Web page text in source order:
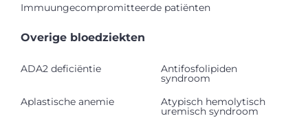
Immuungecompromitteerde patiënten
Overige bloedziekten
ADA2 deficiëntie Antifosfolipiden
syndroom
Aplastische anemie
Atypisch hemolytisch
uremisch syndroom